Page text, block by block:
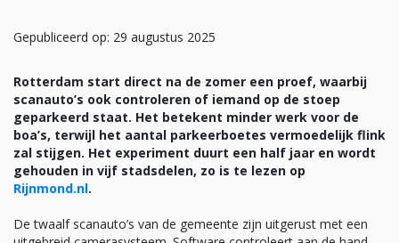
Gepubliceerd op: 29 augustus 2025
Rotterdam start direct na de zomer een proef, waarbij
scanauto’s ook controleren of iemand op de stoep
geparkeerd staat. Het betekent minder werk voor de
boa’s, terwijl het aantal parkeerboetes vermoedelijk flink
zal stijgen. Het experiment duurt een half jaar en wordt
gehouden in vijf stadsdelen, zo is te lezen op
Rijnmond.nl.
De twaalf scanauto’s van de gemeente zijn uitgerust met een